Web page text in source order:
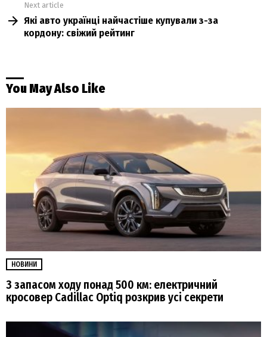
Next article
Які авто українці найчастіше купували з-за
кордону: свіжий рейтинг
You May Also Like
НОВИНИ
З запасом ходу понад 500 км: електричний
кросовер Cadillac Optiq розкрив усі секрети